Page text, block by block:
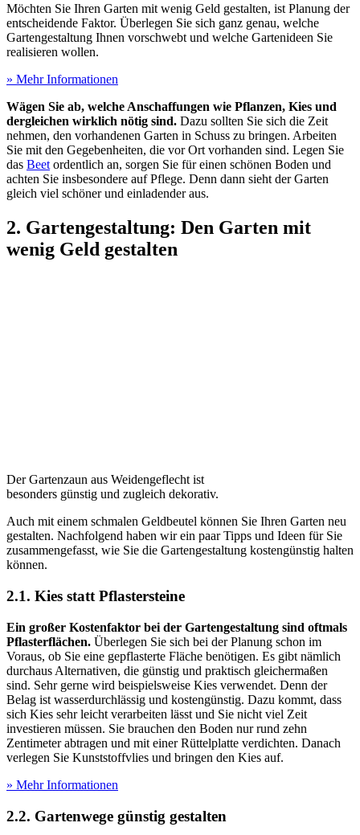
Möchten Sie Ihren Garten mit wenig Geld gestalten, ist Planung der
entscheidende Faktor. Überlegen Sie sich ganz genau, welche
Gartengestaltung Ihnen vorschwebt und welche Gartenideen Sie
realisieren wollen.
» Mehr Informationen
Wägen Sie ab, welche Anschaffungen wie Pflanzen, Kies und
dergleichen wirklich nötig sind. Dazu sollten Sie sich die Zeit
nehmen, den vorhandenen Garten in Schuss zu bringen. Arbeiten
Sie mit den Gegebenheiten, die vor Ort vorhanden sind. Legen Sie
das Beet ordentlich an, sorgen Sie für einen schönen Boden und
achten Sie insbesondere auf Pflege. Denn dann sieht der Garten
gleich viel schöner und einladender aus.
2. Gartengestaltung: Den Garten mit
wenig Geld gestalten
Der Gartenzaun aus Weidengeflecht ist
besonders günstig und zugleich dekorativ.
Auch mit einem schmalen Geldbeutel können Sie Ihren Garten neu
gestalten. Nachfolgend haben wir ein paar Tipps und Ideen für Sie
zusammengefasst, wie Sie die Gartengestaltung kostengünstig halten
können.
2.1. Kies statt Pflastersteine
Ein großer Kostenfaktor bei der Gartengestaltung sind oftmals
Pflasterflächen. Überlegen Sie sich bei der Planung schon im
Voraus, ob Sie eine gepflasterte Fläche benötigen. Es gibt nämlich
durchaus Alternativen, die günstig und praktisch gleichermaßen
sind. Sehr gerne wird beispielsweise Kies verwendet. Denn der
Belag ist wasserdurchlässig und kostengünstig. Dazu kommt, dass
sich Kies sehr leicht verarbeiten lässt und Sie nicht viel Zeit
investieren müssen. Sie brauchen den Boden nur rund zehn
Zentimeter abtragen und mit einer Rüttelplatte verdichten. Danach
verlegen Sie Kunststoffvlies und bringen den Kies auf.
» Mehr Informationen
2.2. Gartenwege günstig gestalten